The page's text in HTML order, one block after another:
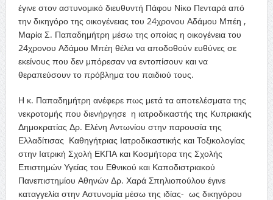
έγινε στον αστυνομικό διευθυντή Πάφου Νίκο Πενταρά από
την δικηγόρο της οικογένειας του 24χρονου Αδάμου Μπέη ,
Μαρία Σ. Παπαδημήτρη μέσω της οποίας η οικογένεια του
24χρονου Αδάμου Μπέη θέλει να αποδοθούν ευθύνες σε
εκείνους που δεν μπόρεσαν να εντοπίσουν και να
θεραπεύσουν το πρόβλημα του παιδιού τους.
Η κ. Παπαδημήτρη ανέφερε πως μετά τα αποτελέσματα της
νεκροτομής που διενήργησε η ιατροδικαστής της Κυπριακής
Δημοκρατίας Δρ. Ελένη Αντωνίου στην παρουσία της
Ελλαδίτισας Καθηγήτριας Ιατροδικαστικής και Τοξικολογίας
στην Ιατρική Σχολή ΕΚΠΑ και Κοσμήτορα της Σχολής
Επιστημών Υγείας του Εθνικού και Καποδιστριακού
Πανεπιστημίου Αθηνών Δρ. Χαρά Σπηλιοπούλου έγινε
καταγγελία στην Αστυνομία μέσω της ιδίας- ως δικηγόρου